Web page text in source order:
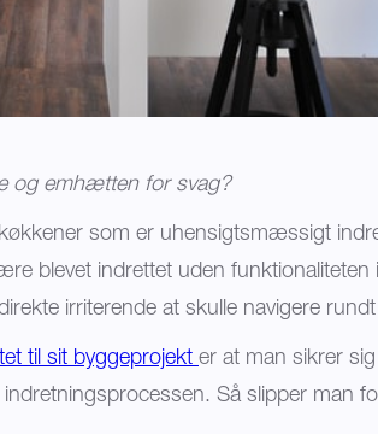
og emhætten for svag?
som er uhensigtsmæssigt
blevet indrettet uden funktionaliteten
irriterende at skulle navigere rundt
til sit byggeprojekt er at man sikrer
Så slipper man